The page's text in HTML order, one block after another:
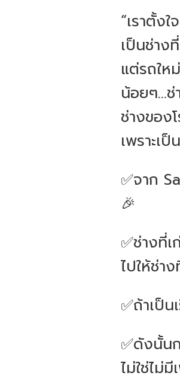
“เราตั้ง
เป็นช่าง
แต่รถให
น้อยๆ...
ช่างของ
เพราะเ
✅จาก
🎉
✅ช่างที่
ไปให้ช่า
✅ถ้าเป็
✅ดังนั้น
ไม่ใช่ไม่